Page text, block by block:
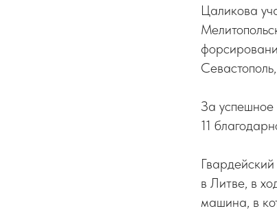
Цаликова
За
11
в Литве, в
машина, в